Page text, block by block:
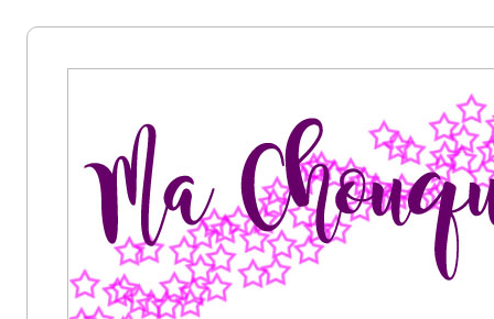
Ma
chouquette
d'amour